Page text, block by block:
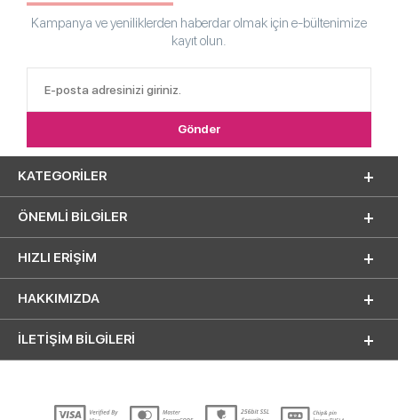
Kampanya ve yeniliklerden haberdar olmak için e-bültenimize
kayıt olun.
KATEGORILER
ÖNEMLI BILGILER
HIZLI ERIŞIM
HAKKIMIZDA
İLETİŞİM BİLGİLERİ